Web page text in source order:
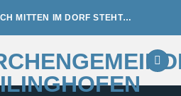
MITTEN IM DORF STEHT…